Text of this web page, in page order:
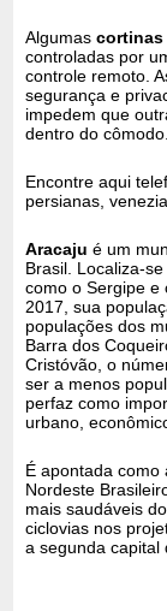
Algumascortinas
controladas por
controle remoto.
segurança e
impedem que
dentro do cômodo.
Encontre aqui
persianas,
Aracaju é um
Brasil. Localiza-
como o Sergipe e
2017, sua
populações dos
Barra dos
Cristóvão, o
ser a menos
perfaz como
urbano,
É apontada como
Nordeste
mais saudáveis
ciclovias nos
a segunda capital